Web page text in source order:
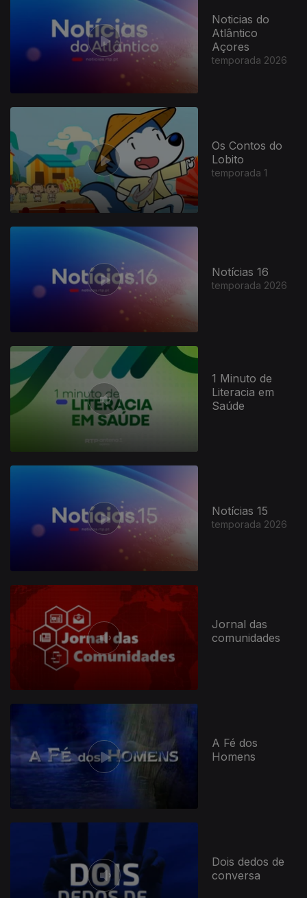
Noticias do
Atlântico
Açores
temporada 2026
Os Contos do
Lobito
temporada 1
Notícias 16
temporada 2026
1 Minuto de
Literacia em
Saúde
Notícias 15
temporada 2026
Jornal das
comunidades
A Fé dos
Homens
Dois dedos de
conversa